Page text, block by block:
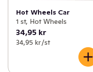
Hot Wheels Car
1 st, Hot Wheels
34,95 kr
34,95 kr /st